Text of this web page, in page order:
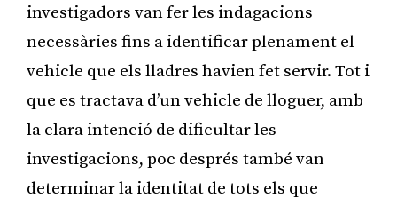
investigadors van fer les indagacions
necessàries fins a identificar plenament el
vehicle que els lladres havien fet servir. Tot i
que es tractava d’un vehicle de lloguer, amb
la clara intenció de dificultar les
investigacions, poc després també van
determinar la identitat de tots els que